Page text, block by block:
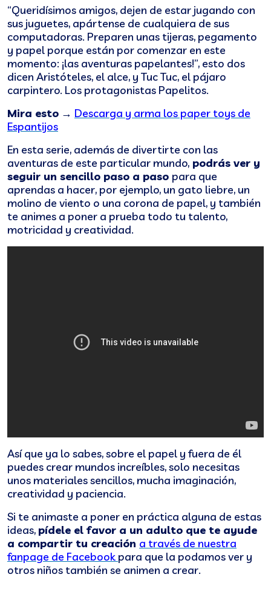
“Queridísimos amigos, dejen de estar jugando con
sus juguetes, apártense de cualquiera de sus
computadoras. Preparen unas tijeras, pegamento
y papel porque están por comenzar en este
momento: ¡las aventuras papelantes!”, esto dos
dicen Aristóteles, el alce, y Tuc Tuc, el pájaro
carpintero. Los protagonistas Papelitos.
Mira esto → Descarga y arma los paper toys de
Espantijos
En esta serie, además de divertirte con las
aventuras de este particular mundo, podrás ver y
seguir un sencillo paso a paso para que
aprendas a hacer, por ejemplo, un gato liebre, un
molino de viento o una corona de papel, y también
te animes a poner a prueba todo tu talento,
motricidad y creatividad.
Así que ya lo sabes, sobre el papel y fuera de él
puedes crear mundos increíbles, solo necesitas
unos materiales sencillos, mucha imaginación,
creatividad y paciencia.
Si te animaste a poner en práctica alguna de estas
ideas, pídele el favor a un adulto que te ayude
a compartir tu creación a través de nuestra
fanpage de Facebook para que la podamos ver y
otros niños también se animen a crear.